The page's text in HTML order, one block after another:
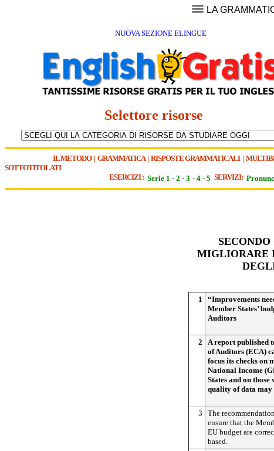
LA
NUOVA SEZIONE ELINGUE
Selettore risorse
IL METODO| GRAMMATICA| RISPOSTE GRAMMATICALI|
SOTTOTITOLATI
ESERCIZI : Serie 1 - 2 - 3 - 4 - 5 SERVIZI:
MIGLIORARE
1
“Improvements
Member States’
Auditors
2
A report published
of Auditors (ECA)
focus its checks on
National Income
States and on
quality of data may
3
The
ensure that the
EU budget are
based.